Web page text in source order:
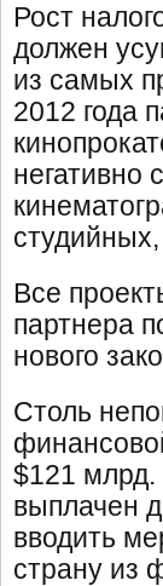
Рост
должен
из самых
2012 года
негативно
Все
партнера
нового
Столь
$121
выплачен
вводить
страну из